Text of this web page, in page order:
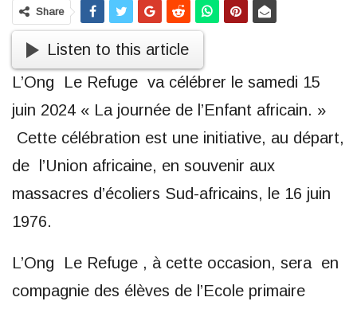
Share
Listen to this article
L’Ong Le Refuge va célébrer le samedi 15
juin 2024 « La journée de l’Enfant africain. »
Cette célébration est une initiative, au départ,
de l’Union africaine, en souvenir aux
massacres d’écoliers Sud-africains, le 16 juin
1976.
L’Ong Le Refuge , à cette occasion, sera en
compagnie des élèves de l’Ecole primaire